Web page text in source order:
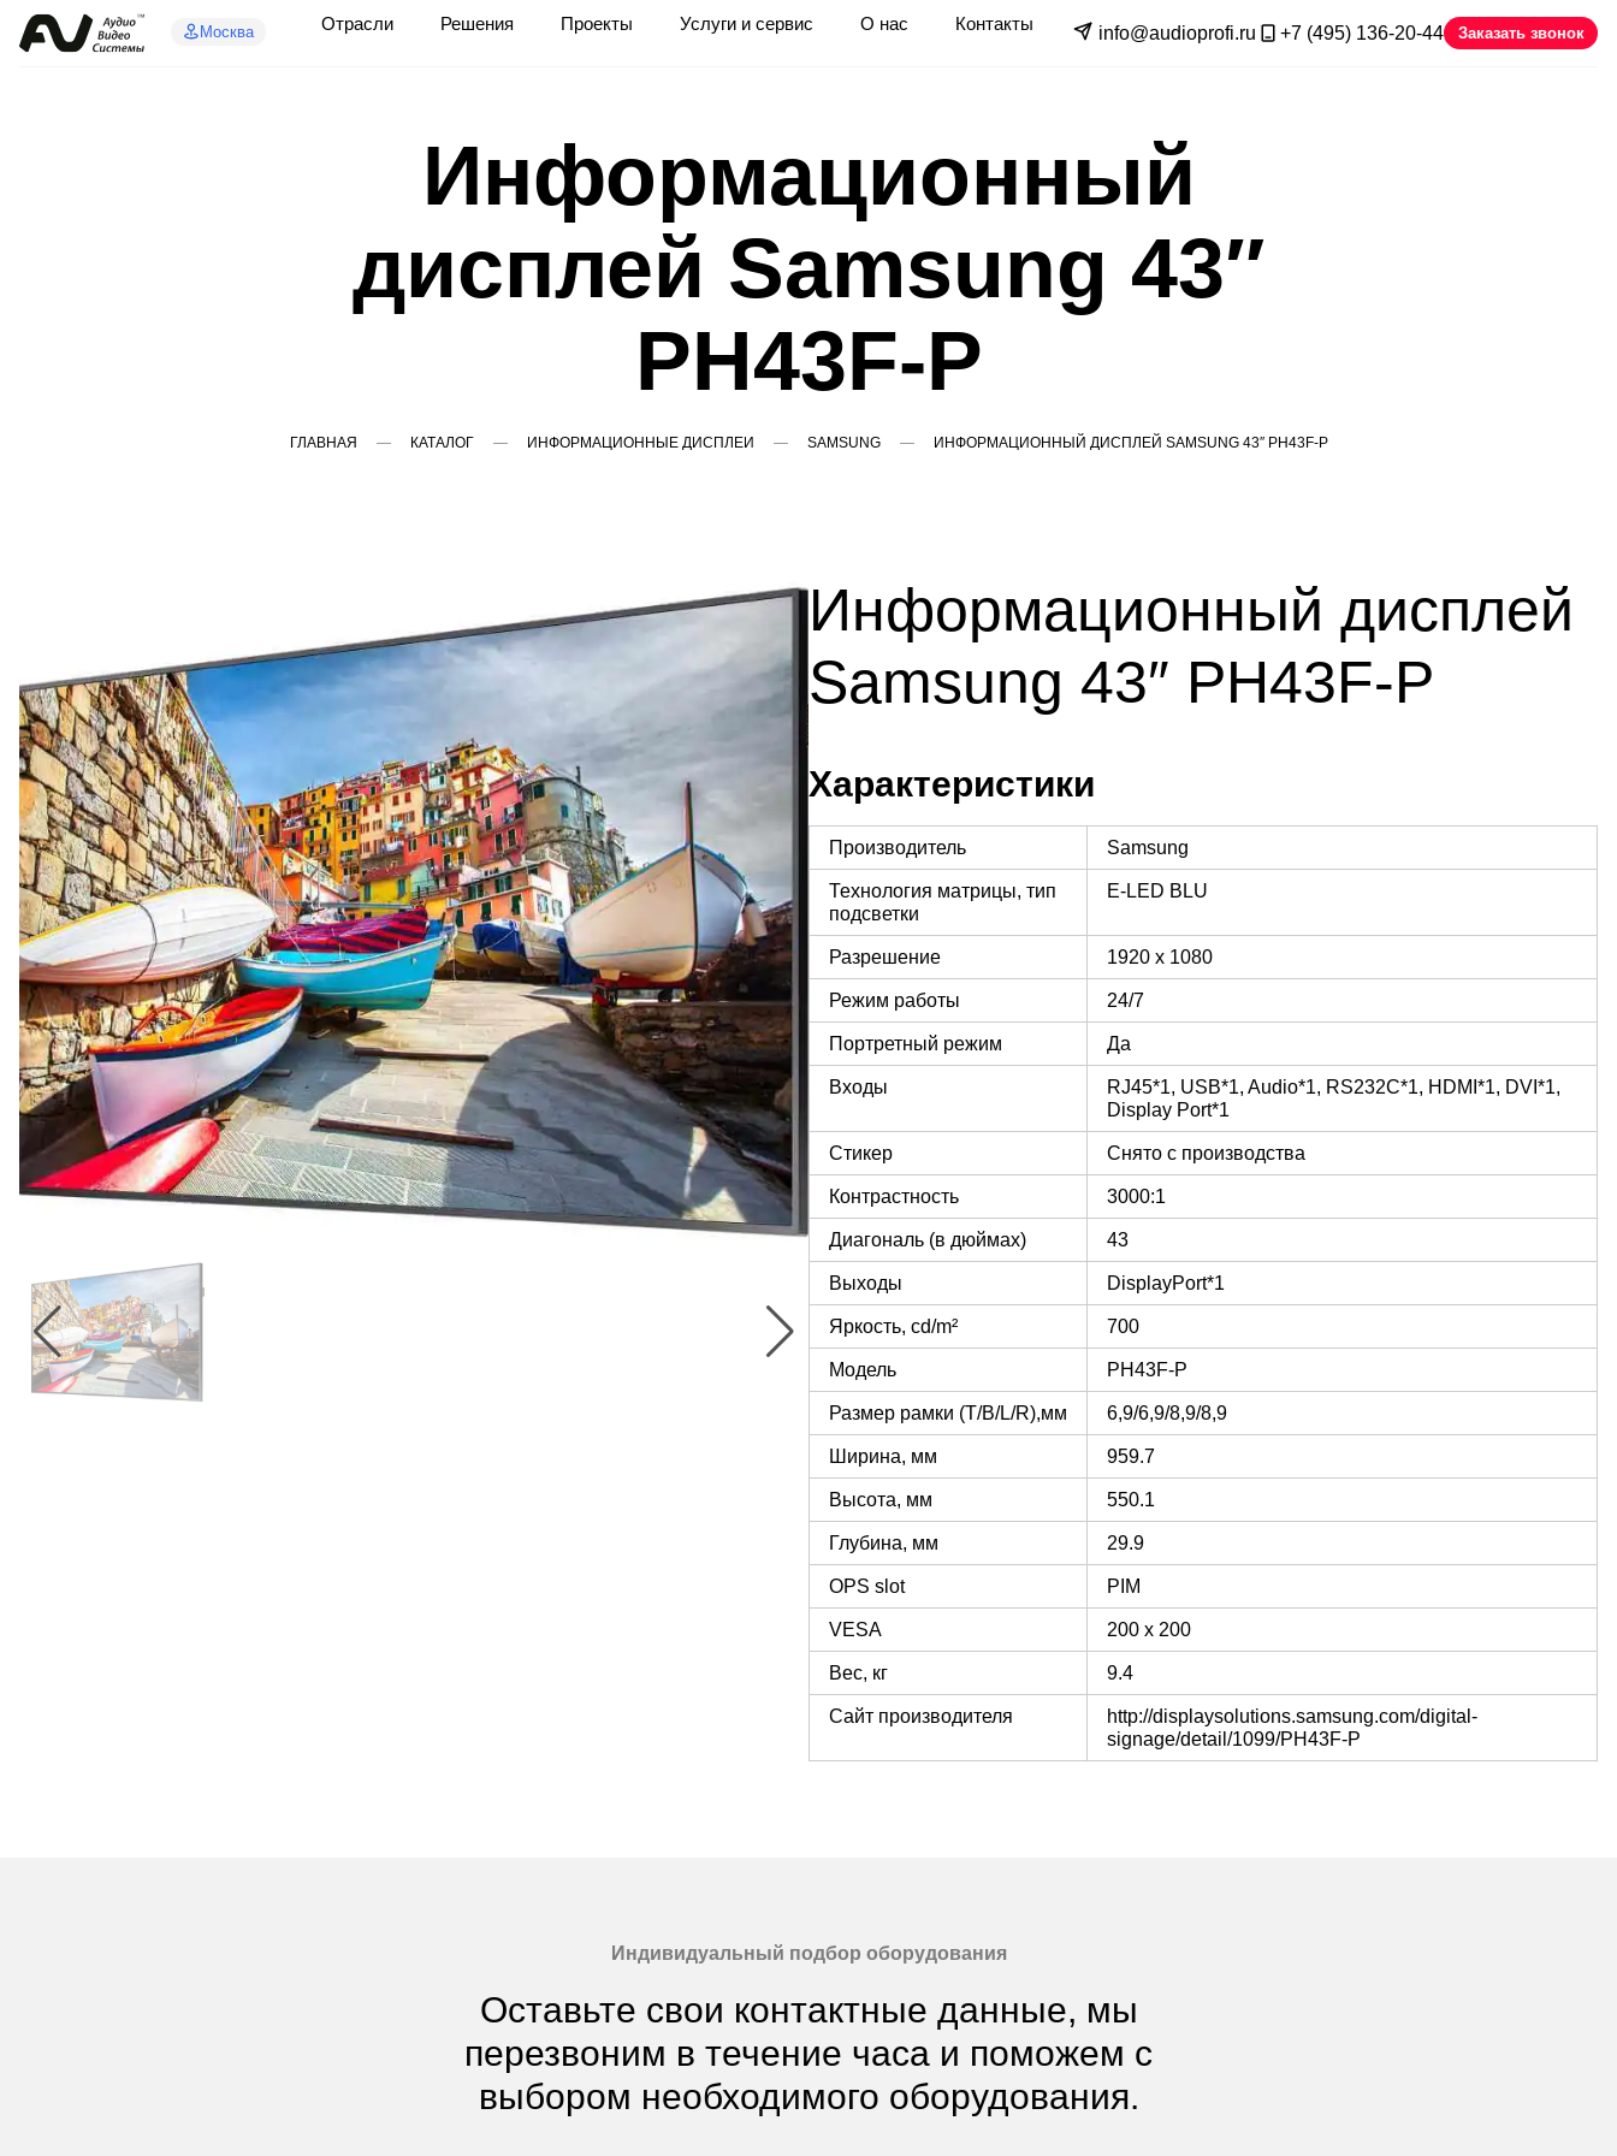
Москва Отрасли Решения Проекты Услуги и сервис О нас Контакты info@audioprofi.ru +7 (495) 136-20-44 Заказать звонок
Информационный
дисплей Samsung 43″
PH43F-P
ГЛАВНАЯ КАТАЛОГ ИНФОРМАЦИОННЫЕ ДИСПЛЕИ SAMSUNG ИНФОРМАЦИОННЫЙ ДИСПЛЕЙ SAMSUNG 43″ PH43F-P
Информационный дисплей
Samsung 43″ PH43F-P
Характеристики
Производитель Samsung
Технология матрицы, тип
подсветки
E-LED BLU
Разрешение 1920 x 1080
Режим работы 24/7
Портретный режим Да
Входы
RJ45*1, USB*1, Audio*1, RS232С*1, HDMI*1, DVI*1,
Display Port*1
Стикер Снято с производства
Контрастность 3000:1
Диагональ (в дюймах) 43
Выходы DisplayPort*1
Яркость, cd/m² 700
Модель PH43F-P
Размер рамки (T/B/L/R),мм 6,9/6,9/8,9/8,9
Ширина, мм 959.7
Высота, мм 550.1
Глубина, мм 29.9
OPS slot PIM
VESA 200 х 200
Вес, кг 9.4
Сайт производителя
http://displaysolutions.samsung.com/digital-
signage/detail/1099/PH43F-P
Индивидуальный подбор оборудования
Оставьте свои контактные данные, мы
перезвоним в течение часа и поможем с
выбором необходимого оборудования.